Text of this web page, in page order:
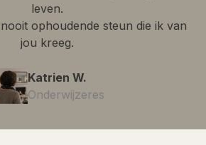
leven.
ophoudende steun die ik van
jou kreeg.
Katrien W.
Onderwijzeres